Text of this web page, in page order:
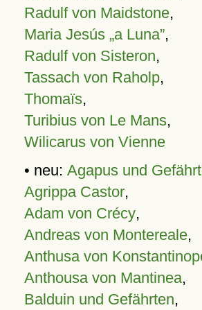
Radulf von Maidstone,
Maria Jesús „a Luna”,
Radulf von Sisteron,
Tassach von Raholp,
Thomaïs,
Turibius von Le Mans,
Wilicarus von Vienne
• neu: Agapus und
Agrippa Castor,
Adam von Crécy,
Andreas von Montereale,
Anthusa von
Anthousa von Mantinea,
Balduin und Gefährten,